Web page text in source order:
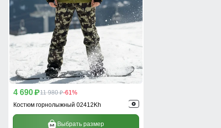
4 690 p11 980 p-61%
Костюм горнолыжный 02412Kh
Выбрать размер